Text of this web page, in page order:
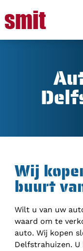
Wij
buurt
Wilt u van uw
waard om te
auto. Wij kopen
Delfstrahuizen.